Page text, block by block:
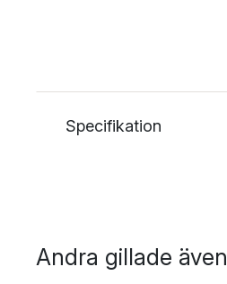
Specifikation
Andra gillade även